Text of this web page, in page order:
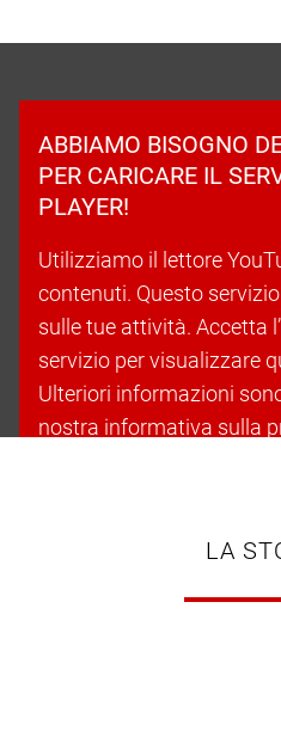
ABBIAMO BISOGNO
PER CARICARE IL
PLAYER!
Utilizziamo il lettore
contenuti. Questo
sulle tue attività. Accetta
servizio per visualizzare
Ulteriori informazioni
nostra informativa sulla
LA